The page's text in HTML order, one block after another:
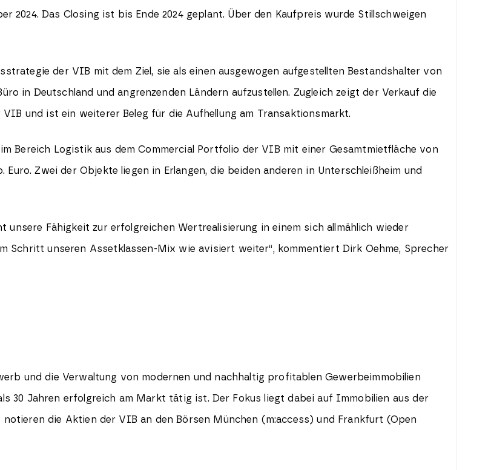
2024. Das Closing ist bis Ende 2024 geplant. Über den Kaufpreis wurde Stillschweigen
der VIB mit dem Ziel, sie als einen ausgewogen aufgestellten Bestandshalter von
in Deutschland und angrenzenden Ländern aufzustellen. Zugleich zeigt der Verkauf die
und ist ein weiterer Beleg für die Aufhellung am Transaktionsmarkt.
Bereich Logistik aus dem Commercial Portfolio der VIB mit einer Gesamtmietfläche von
Zwei der Objekte liegen in Erlangen, die beiden anderen in Unterschleißheim und
Fähigkeit zur erfolgreichen Wertrealisierung in einem sich allmählich wieder
Schritt unseren Assetklassen-Mix wie avisiert weiter“, kommentiert Dirk Oehme, Sprecher
und die Verwaltung von modernen und nachhaltig profitablen Gewerbeimmobilien
30 Jahren erfolgreich am Markt tätig ist. Der Fokus liegt dabei auf Immobilien aus der
die Aktien der VIB an den Börsen München (m:access) und Frankfurt (Open